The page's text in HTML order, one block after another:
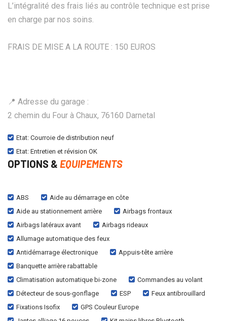
L’intégralité des frais liés au contrôle technique est prise
en charge par nos soins.
FRAIS DE MISE A LA ROUTE : 150 EUROS
📍 Adresse du garage :
2 chemin du Four à Chaux, 76160 Darnetal
Etat: Courroie de distribution neuf
Etat: Entretien et révision OK
OPTIONS & EQUIPEMENTS
ABS
Aide au démarrage en côte
Aide au stationnement arrière
Airbags frontaux
Airbags latéraux avant
Airbags rideaux
Allumage automatique des feux
Antidémarrage électronique
Appuis-tête arrière
Banquette arrière rabattable
Climatisation automatique bi-zone
Commandes au volant
Détecteur de sous-gonflage
ESP
Feux antibrouillard
Fixations Isofix
GPS Couleur Europe